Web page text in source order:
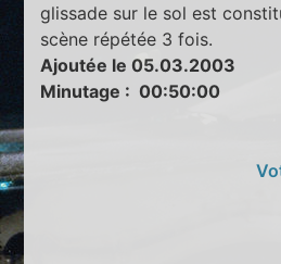
glissade sur le sol est
scène répétée 3 fois.
Ajoutée le 05.03.2003
Minutage : 00:50:00